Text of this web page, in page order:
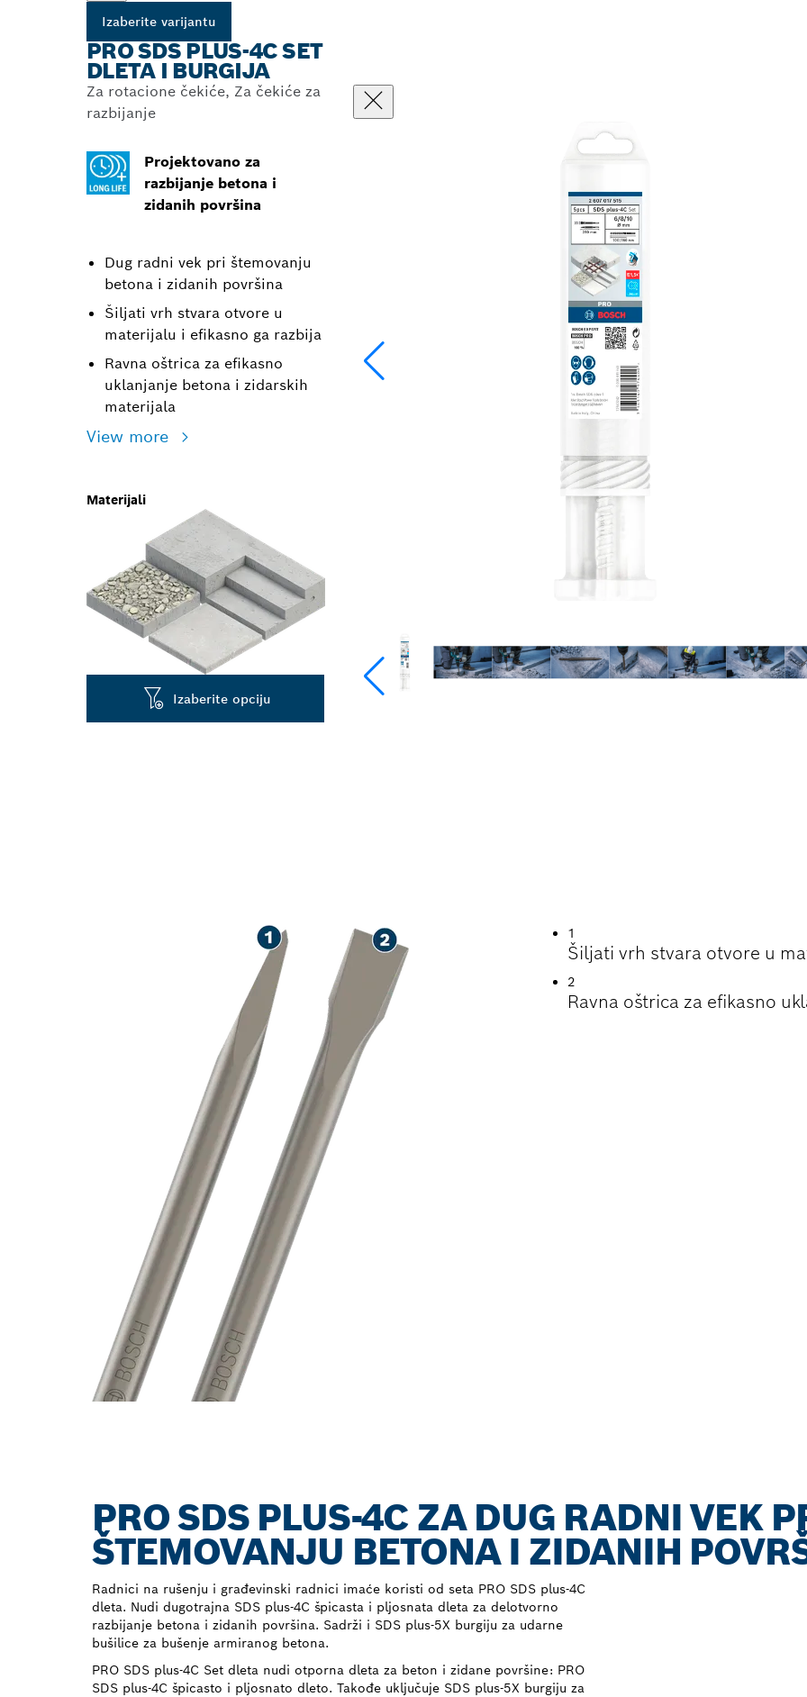
Izaberite varijantu
PRO SDS PLUS-4C SET
DLETA I BURGIJA
Za rotacione čekiće, Za čekiće za
razbijanje
Projektovano za
razbijanje betona i
zidanih površina
Dug radni vek pri štemovanju
betona i zidanih površina
Šiljati vrh stvara otvore u
materijalu i efikasno ga razbija
Ravna oštrica za efikasno
uklanjanje betona i zidarskih
materijala
View more
Materijali
Izaberite opciju
1
Šiljati vrh stvara otvore u
2
Ravna oštrica za efikasno
PRO SDS PLUS-4C ZA DUG RADNI VEK
ŠTEMOVANJU BETONA I ZIDANIH
Radnici na rušenju i građevinski radnici imaće koristi od seta PRO SDS plus-4C
dleta. Nudi dugotrajna SDS plus-4C špicasta i pljosnata dleta za delotvorno
razbijanje betona i zidanih površina. Sadrži i SDS plus-5X burgiju za udarne
bušilice za bušenje armiranog betona.
PRO SDS plus-4C Set dleta nudi otporna dleta za beton i zidane površine: PRO
SDS plus-4C špicasto i pljosnato dleto. Takođe uključuje SDS plus-5X burgiju za